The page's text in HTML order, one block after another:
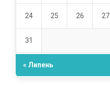
24 25 26 27
31
« Липень